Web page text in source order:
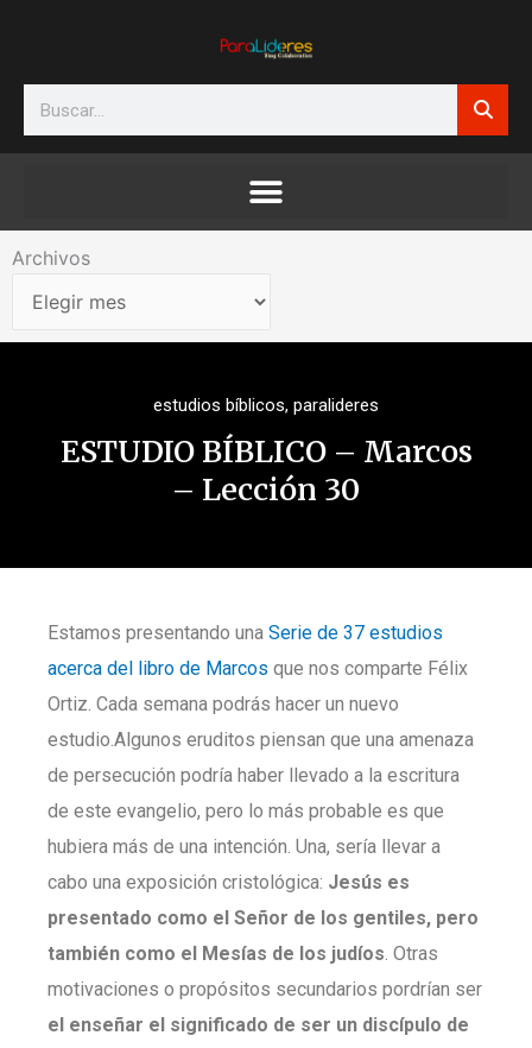
Search
Archivos
Archivos
estudios bíblicos, paralideres
ESTUDIO BÍBLICO – Marcos
– Lección 30
Estamos presentando una Serie de 37 estudios
acerca del libro de Marcos que nos comparte Félix
Ortiz. Cada semana podrás hacer un nuevo
estudio.Algunos eruditos piensan que una amenaza
de persecución podría haber llevado a la escritura
de este evangelio, pero lo más probable es que
hubiera más de una intención. Una, sería llevar a
cabo una exposición cristológica: Jesús es
presentado como el Señor de los gentiles, pero
también como el Mesías de los judíos. Otras
motivaciones o propósitos secundarios pordrían ser
el enseñar el significado de ser un discípulo de